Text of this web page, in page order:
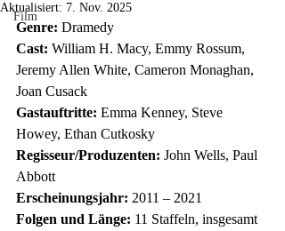
Film
Aktualisiert: 7. Nov. 2025
Genre: Dramedy
Cast: William H. Macy, Emmy Rossum,
Jeremy Allen White, Cameron Monaghan,
Joan Cusack
Gastauftritte: Emma Kenney, Steve
Howey, Ethan Cutkosky
Regisseur/Produzenten: John Wells, Paul
Abbott
Erscheinungsjahr: 2011 – 2021
Folgen und Länge: 11 Staffeln, insgesamt